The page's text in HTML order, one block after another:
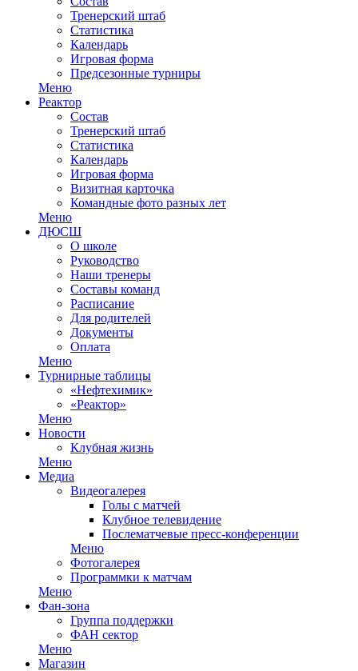
Тренерский штаб
Статистика
Календарь
Игровая форма
Предсезонные турниры
Меню
Реактор
Состав
Тренерский штаб
Статистика
Календарь
Игровая форма
Визитная карточка
Командные фото разных лет
Меню
ДЮСШ
О школе
Руководство
Наши тренеры
Составы команд
Расписание
Для родителей
Документы
Оплата
Меню
Турнирные таблицы
«Нефтехимик»
«Реактор»
Меню
Новости
Клубная жизнь
Меню
Медиа
Видеогалерея
Голы с матчей
Клубное телевидение
Послематчевые пресс-конференции
Меню
Фотогалерея
Программки к матчам
Меню
Фан-зона
Группа поддержки
ФАН сектор
Меню
Магазин